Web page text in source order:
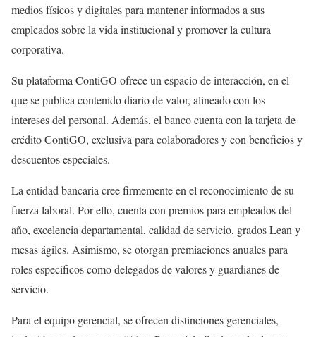
medios físicos y digitales para mantener informados a sus
empleados sobre la vida institucional y promover la cultura
corporativa.
Su plataforma ContiGO ofrece un espacio de interacción, en el
que se publica contenido diario de valor, alineado con los
intereses del personal. Además, el banco cuenta con la tarjeta de
crédito ContiGO, exclusiva para colaboradores y con beneficios y
descuentos especiales.
La entidad bancaria cree firmemente en el reconocimiento de su
fuerza laboral. Por ello, cuenta con premios para empleados del
año, excelencia departamental, calidad de servicio, grados Lean y
mesas ágiles. Asimismo, se otorgan premiaciones anuales para
roles específicos como delegados de valores y guardianes de
servicio.
Para el equipo gerencial, se ofrecen distinciones gerenciales,